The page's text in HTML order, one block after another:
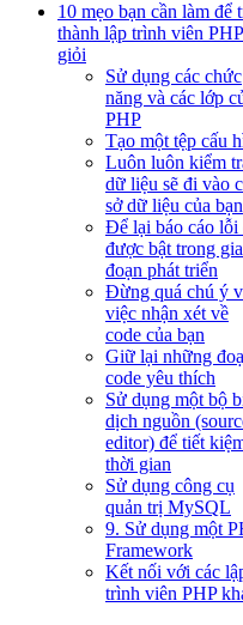
10 mẹo bạn cần làm để
thành lập trình viên PHP
giỏi
Sử dụng các chức
năng và các lớp
PHP
Tạo một tệp cấu
Luôn luôn kiểm
dữ liệu sẽ đi vào
sở dữ liệu của bạn
Để lại báo cáo lỗi
được bật trong
đoạn phát triển
Đừng quá chú ý
việc nhận xét về
code của bạn
Giữ lại những
code yêu thích
Sử dụng một bộ
dịch nguồn
editor) để tiết
thời gian
Sử dụng công cụ
quản trị MySQL
9. Sử dụng một
Framework
Kết nối với các
trình viên PHP